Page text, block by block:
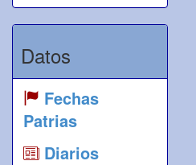
Datos
Fechas
Patrias
Diarios